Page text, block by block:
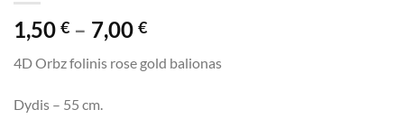
1,50 € – 7,00 €Price
1,50 €
4D Orbz folinis rose gold balionas
Dydis – 55 cm.